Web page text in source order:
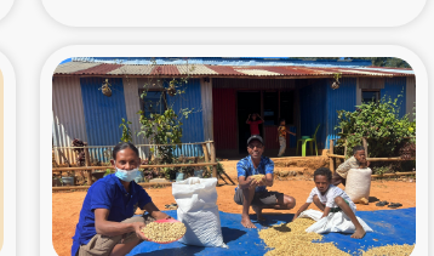
被災者支援 デニ
支援 アイナロ県マ
発被災者支援